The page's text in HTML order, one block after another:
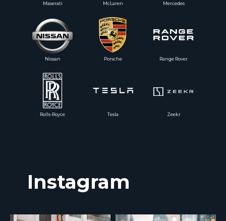
Zeekr
Porsche Range Rover
Tesla
Nissan
Rolls-Royce
Mercedes
McLaren
Maserati
Instagram